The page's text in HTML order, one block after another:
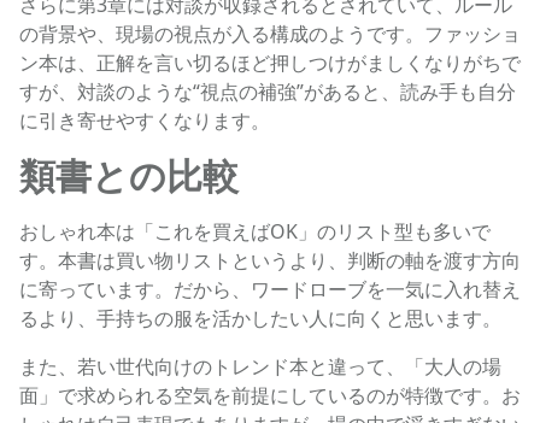
の背景や、現場の視点が入る構成のようです。ファッショ
ン本は、正解を言い切るほど押しつけがましくなりがちで
すが、対談のような“視点の補強”があると、読み手も自分
に引き寄せやすくなります。
類書との比較
おしゃれ本は「これを買えばOK」のリスト型も多いで
す。本書は買い物リストというより、判断の軸を渡す方向
に寄っています。だから、ワードローブを一気に入れ替え
るより、手持ちの服を活かしたい人に向くと思います。
また、若い世代向けのトレンド本と違って、「大人の場
面」で求められる空気を前提にしているのが特徴です。お